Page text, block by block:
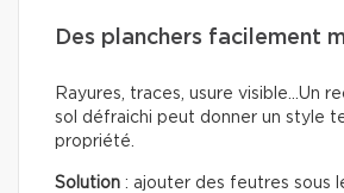
Des planchers facilement
Rayures, traces, usure visible…Un
sol défraichi peut donner un style
propriété.
Solution : ajouter des feutres sous